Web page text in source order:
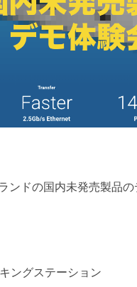
ンドの国内未発売製品
ングステーション